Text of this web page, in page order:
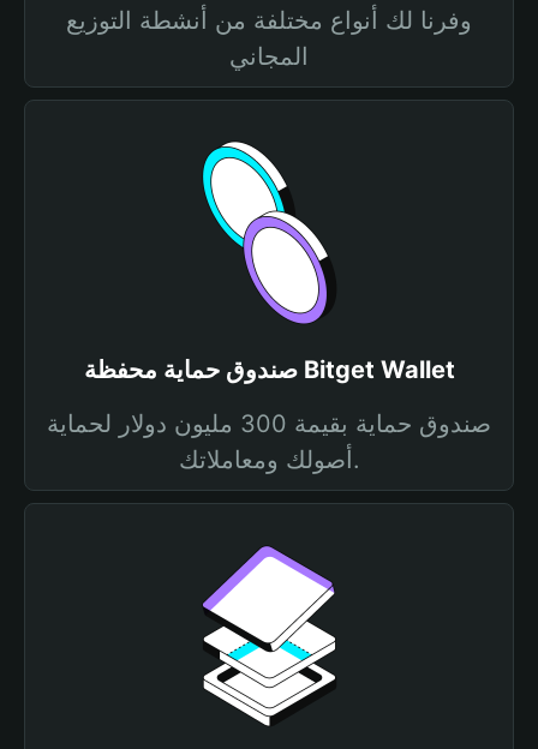
وفرنا لك أنواع مختلفة من أنشطة التوزيع
المجاني
صندوق حماية محفظة Bitget Wallet
صندوق حماية بقيمة 300 مليون دولار لحماية
أصولك ومعاملاتك.